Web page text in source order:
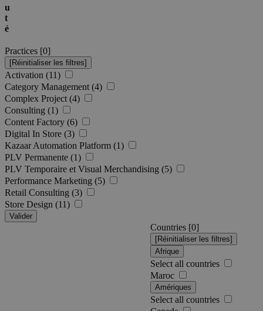
u
t
é
Practices [0]
Activation (11)
Category Management (4)
Complex Project (4)
Consulting (1)
Content Factory (6)
Digital In Store (3)
Kazaar Automation Platform (1)
PLV Permanente (1)
PLV Temporaire et Visual Merchandising (5)
Performance Marketing (5)
Retail Consulting (3)
Store Design (11)
Valider
Countries [0]
Afrique
Select all countries
Maroc
Amériques
Select all countries